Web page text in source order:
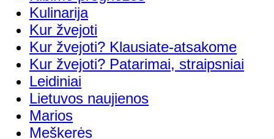
Kulinarija
Kur žvejoti
Kur žvejoti? Klausiate-atsakome
Kur žvejoti? Patarimai, straipsniai
Leidiniai
Lietuvos naujienos
Marios
Meškerės